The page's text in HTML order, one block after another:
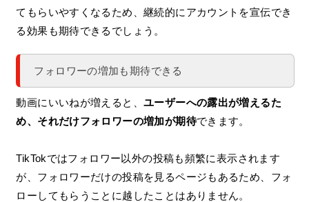
てもらいやすくなるため、継続的にアカウントを宣伝でき
る効果も期待できるでしょう。
フォロワーの増加も期待できる
動画にいいねが増えると、ユーザーへの露出が増えるた
め、それだけフォロワーの増加が期待できます。
TikTokではフォロワー以外の投稿も頻繁に表示されます
が、フォロワーだけの投稿を見るページもあるため、フォ
ローしてもらうことに越したことはありません。